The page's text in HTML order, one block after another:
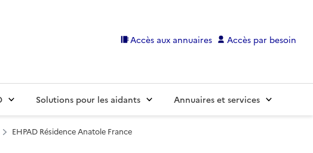
Accès aux annuaires Accès par besoin
Solutions pour les aidants Annuaires et services
EHPAD Résidence Anatole France